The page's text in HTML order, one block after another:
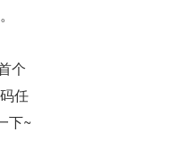
个
任
下~